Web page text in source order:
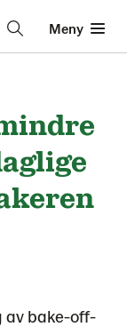
Meny
av bake-off-